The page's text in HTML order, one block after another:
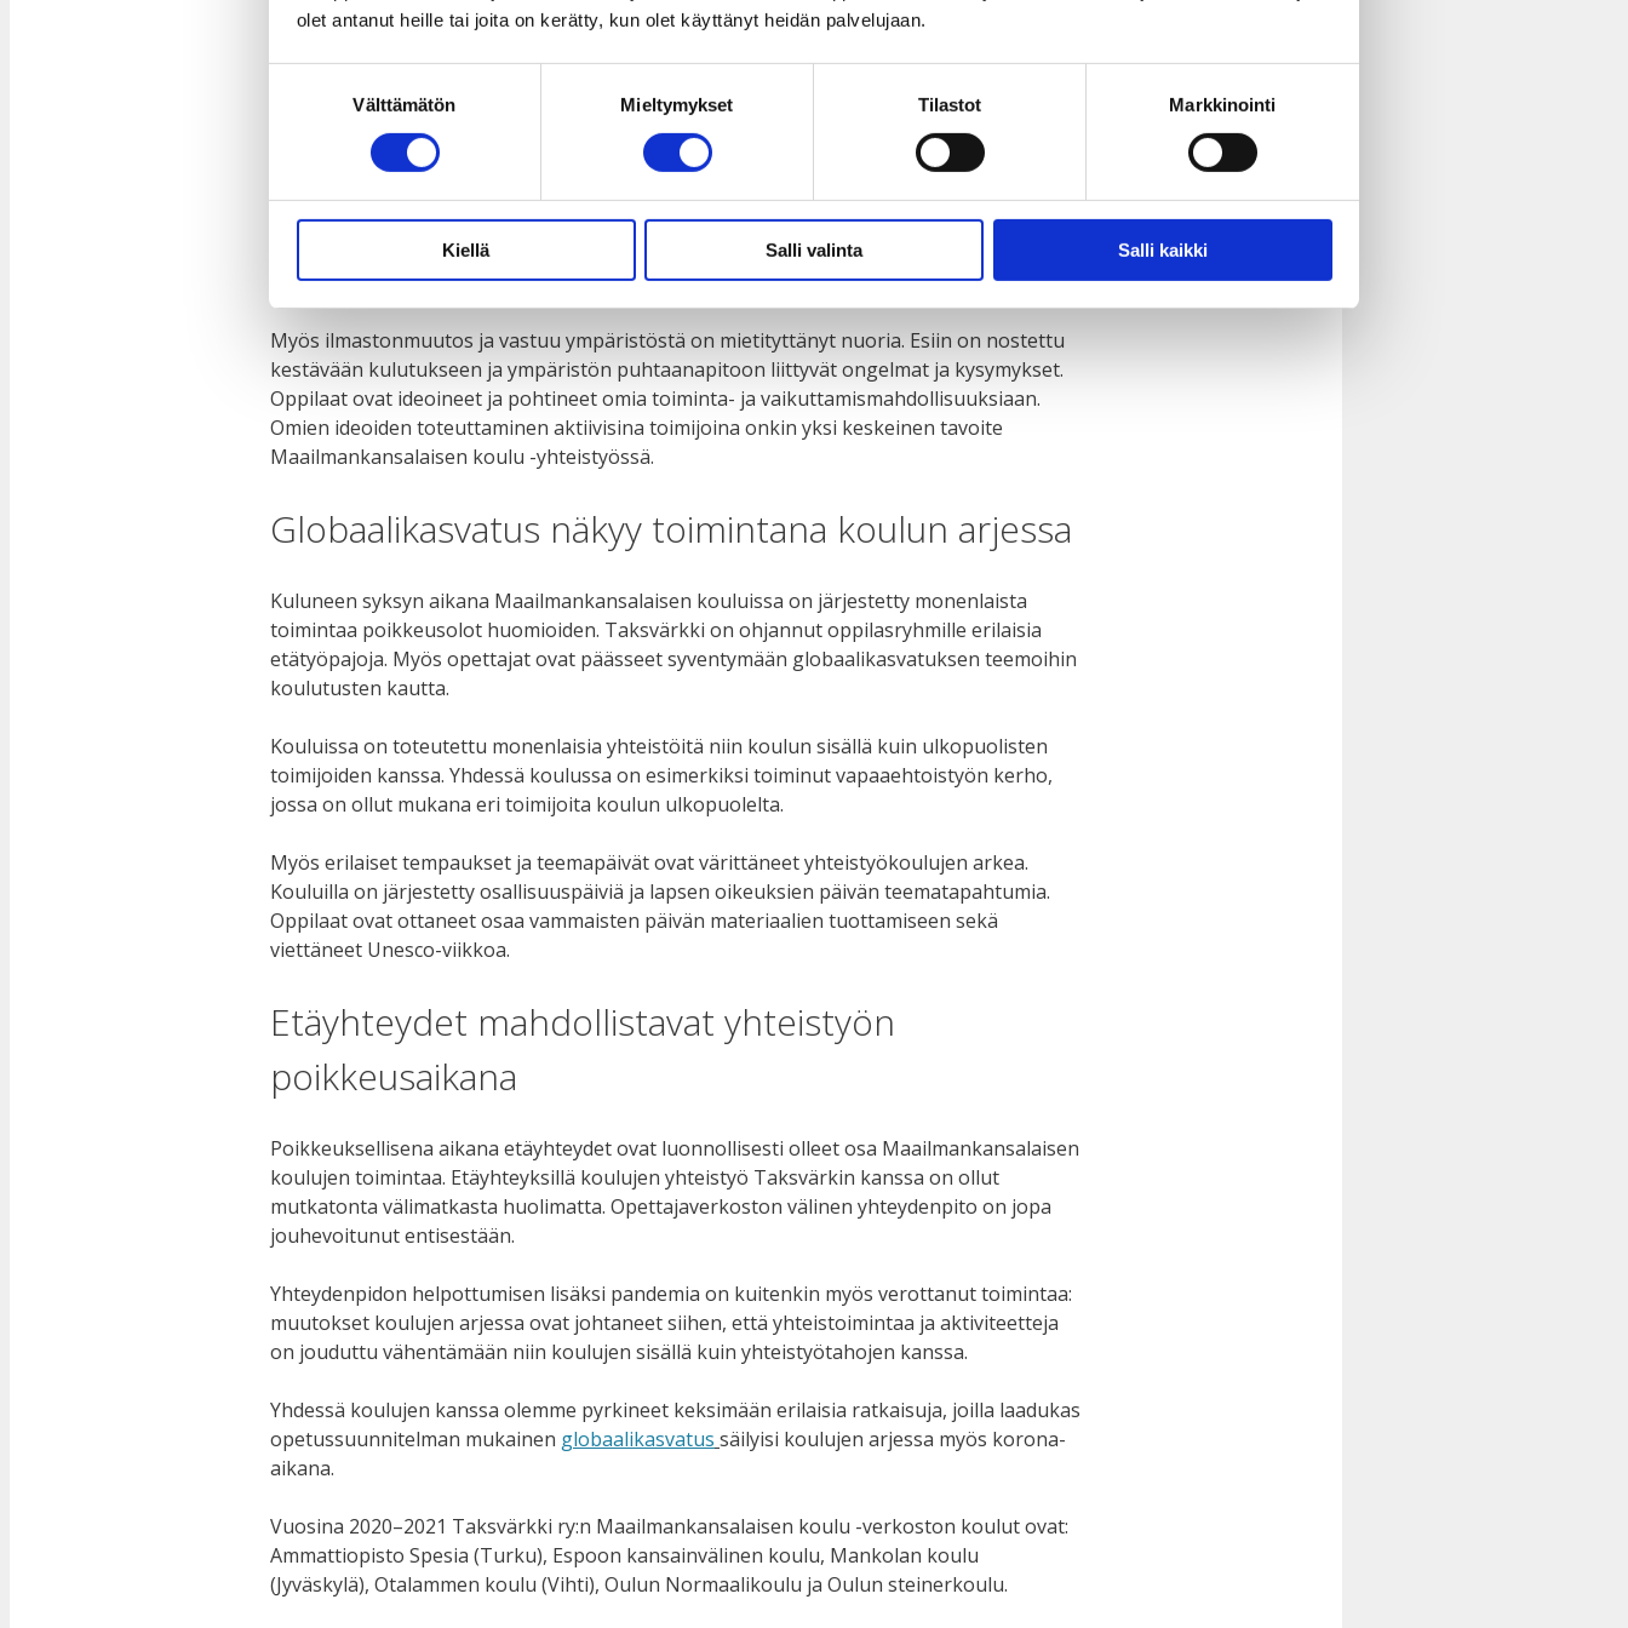
olet antanut heille tai joita on kerätty, kun olet käyttänyt heidän palvelujaan.
Välttämätön Mieltymykset Tilastot Markkinointi
Kiellä Salli valinta Salli kaikki
Yhdenvertaisuus- ja tasa-arvokysymykset ovat
nuorille tärkeitä
Useat Maailmankansalaisen koulun ryhmät ovat itse suunnitelleet toimintaansa
lukuvuoden ajalle. Nuoret ovat nostaneet esiin heille tärkeitä ja innostavia teemoja.
Suosituiksi teemoiksi nousivat yhdenvertaisuus ja tasa-arvo. Oppilaat ovatkin käsitelleet
työpajoissa esimerkiksi vähemmistöjen oikeuksia, rasismia ja antirasismia.
Myös ilmastonmuutos ja vastuu ympäristöstä on mietityttänyt nuoria. Esiin on nostettu
kestävään kulutukseen ja ympäristön puhtaanapitoon liittyvät ongelmat ja kysymykset.
Oppilaat ovat ideoineet ja pohtineet omia toiminta- ja vaikuttamismahdollisuuksiaan.
Omien ideoiden toteuttaminen aktiivisina toimijoina onkin yksi keskeinen tavoite
Maailmankansalaisen koulu -yhteistyössä.
Globaalikasvatus näkyy toimintana koulun arjessa
Kuluneen syksyn aikana Maailmankansalaisen kouluissa on järjestetty monenlaista
toimintaa poikkeusolot huomioiden. Taksvärkki on ohjannut oppilasryhmille erilaisia
etätyöpajoja. Myös opettajat ovat päässeet syventymään globaalikasvatuksen teemoihin
koulutusten kautta.
Kouluissa on toteutettu monenlaisia yhteistöitä niin koulun sisällä kuin ulkopuolisten
toimijoiden kanssa. Yhdessä koulussa on esimerkiksi toiminut vapaaehtoistyön kerho,
jossa on ollut mukana eri toimijoita koulun ulkopuolelta.
Myös erilaiset tempaukset ja teemapäivät ovat värittäneet yhteistyökoulujen arkea.
Kouluilla on järjestetty osallisuuspäiviä ja lapsen oikeuksien päivän teematapahtumia.
Oppilaat ovat ottaneet osaa vammaisten päivän materiaalien tuottamiseen sekä
viettäneet Unesco-viikkoa.
Etäyhteydet mahdollistavat yhteistyön
poikkeusaikana
Poikkeuksellisena aikana etäyhteydet ovat luonnollisesti olleet osa Maailmankansalaisen
koulujen toimintaa. Etäyhteyksillä koulujen yhteistyö Taksvärkin kanssa on ollut
mutkatonta välimatkasta huolimatta. Opettajaverkoston välinen yhteydenpito on jopa
jouhevoitunut entisestään.
Yhteydenpidon helpottumisen lisäksi pandemia on kuitenkin myös verottanut toimintaa:
muutokset koulujen arjessa ovat johtaneet siihen, että yhteistoimintaa ja aktiviteetteja
on jouduttu vähentämään niin koulujen sisällä kuin yhteistyötahojen kanssa.
Yhdessä koulujen kanssa olemme pyrkineet keksimään erilaisia ratkaisuja, joilla laadukas
opetussuunnitelman mukainen globaalikasvatus säilyisi koulujen arjessa myös korona-
aikana.
Vuosina 2020–2021 Taksvärkki ry:n Maailmankansalaisen koulu -verkoston koulut ovat:
Ammattiopisto Spesia (Turku), Espoon kansainvälinen koulu, Mankolan koulu
(Jyväskylä), Otalammen koulu (Vihti), Oulun Normaalikoulu ja Oulun steinerkoulu.